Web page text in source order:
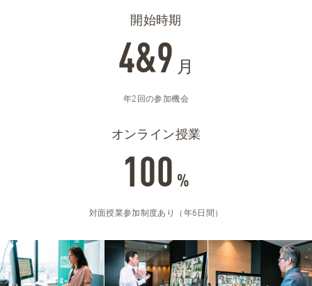
開始時期
4&9 月
年2回の参加機会
オンライン授業
100 %
対面授業参加制度あり（年6日間）